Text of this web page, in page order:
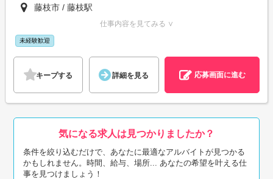
藤枝市 / 藤枝駅
仕事内容を見てみる ∨
未経験歓迎
キープする 詳細を見る 応募画面に進む
気になる求人は見つかりましたか？
条件を絞り込むだけで、あなたに最適なアルバイトが見つかる
かもしれません。時間、給与、場所... あなたの希望を叶える仕
事を見つけましょう！